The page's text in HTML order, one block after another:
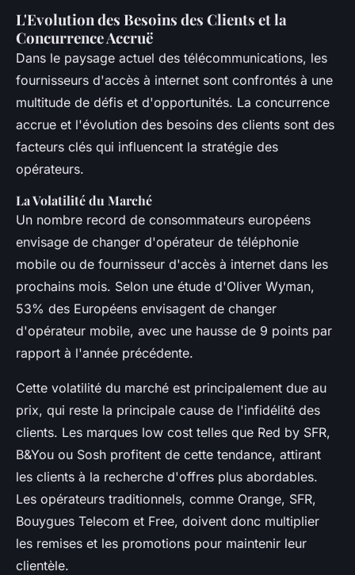
L'Evolution des Besoins des Clients et la
Concurrence Accruë
Dans le paysage actuel des télécommunications, les
fournisseurs d'accès à internet sont confrontés à une
multitude de défis et d'opportunités. La concurrence
accrue et l'évolution des besoins des clients sont des
facteurs clés qui influencent la stratégie des
opérateurs.
La Volatilité du Marché
Un nombre record de consommateurs européens
envisage de changer d'opérateur de téléphonie
mobile ou de fournisseur d'accès à internet dans les
prochains mois. Selon une étude d'Oliver Wyman,
53% des Européens envisagent de changer
d'opérateur mobile, avec une hausse de 9 points par
rapport à l'année précédente.
Cette volatilité du marché est principalement due au
prix, qui reste la principale cause de l'infidélité des
clients. Les marques low cost telles que Red by SFR,
B&You ou Sosh profitent de cette tendance, attirant
les clients à la recherche d'offres plus abordables.
Les opérateurs traditionnels, comme Orange, SFR,
Bouygues Telecom et Free, doivent donc multiplier
les remises et les promotions pour maintenir leur
clientèle.